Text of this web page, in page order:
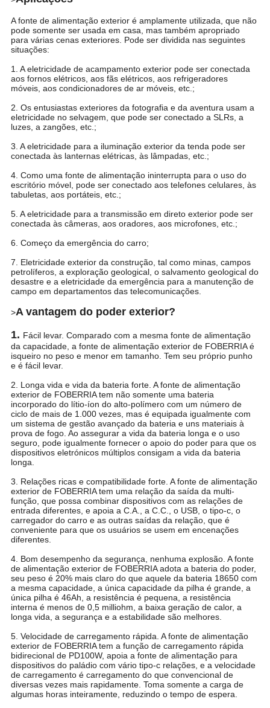
A fonte de alimentação exterior é amplamente utilizada, que não
pode somente ser usada em casa, mas também apropriado
para várias cenas exteriores. Pode ser dividida nas seguintes
situações:
1. A eletricidade de acampamento exterior pode ser conectada
aos fornos elétricos, aos fãs elétricos, aos refrigeradores
móveis, aos condicionadores de ar móveis, etc.;
2. Os entusiastas exteriores da fotografia e da aventura usam a
eletricidade no selvagem, que pode ser conectado a SLRs, a
luzes, a zangões, etc.;
3. A eletricidade para a iluminação exterior da tenda pode ser
conectada às lanternas elétricas, às lâmpadas, etc.;
4. Como uma fonte de alimentação ininterrupta para o uso do
escritório móvel, pode ser conectado aos telefones celulares, às
tabuletas, aos portáteis, etc.;
5. A eletricidade para a transmissão em direto exterior pode ser
conectada às câmeras, aos oradores, aos microfones, etc.;
6. Começo da emergência do carro;
7. Eletricidade exterior da construção, tal como minas, campos
petrolíferos, a exploração geological, o salvamento geological do
desastre e a eletricidade da emergência para a manutenção de
campo em departamentos das telecomunicações.
>A vantagem do poder exterior?
1. Fácil levar. Comparado com a mesma fonte de alimentação
da capacidade, a fonte de alimentação exterior de FOBERRIA é
isqueiro no peso e menor em tamanho. Tem seu próprio punho
e é fácil levar.
2. Longa vida e vida da bateria forte. A fonte de alimentação
exterior de FOBERRIA tem não somente uma bateria
incorporado do lítio-íon do alto-polímero com um número de
ciclo de mais de 1.000 vezes, mas é equipada igualmente com
um sistema de gestão avançado da bateria e uns materiais à
prova de fogo. Ao assegurar a vida da bateria longa e o uso
seguro, pode igualmente fornecer o apoio do poder para que os
dispositivos eletrónicos múltiplos consigam a vida da bateria
longa.
3. Relações ricas e compatibilidade forte. A fonte de alimentação
exterior de FOBERRIA tem uma relação da saída da multi-
função, que possa combinar dispositivos com as relações de
entrada diferentes, e apoia a C.A., a C.C., o USB, o tipo-c, o
carregador do carro e as outras saídas da relação, que é
conveniente para que os usuários se usem em encenações
diferentes.
4. Bom desempenho da segurança, nenhuma explosão. A fonte
de alimentação exterior de FOBERRIA adota a bateria do poder,
seu peso é 20% mais claro do que aquele da bateria 18650 com
a mesma capacidade, a única capacidade da pilha é grande, a
única pilha é 46Ah, a resistência é pequena, a resistência
interna é menos de 0,5 milliohm, a baixa geração de calor, a
longa vida, a segurança e a estabilidade são melhores.
5. Velocidade de carregamento rápida. A fonte de alimentação
exterior de FOBERRIA tem a função de carregamento rápida
bidirecional de PD100W, apoia a fonte de alimentação para
dispositivos do paládio com vário tipo-c relações, e a velocidade
de carregamento é carregamento do que convencional de
diversas vezes mais rapidamente. Toma somente a carga de
algumas horas inteiramente, reduzindo o tempo de espera.